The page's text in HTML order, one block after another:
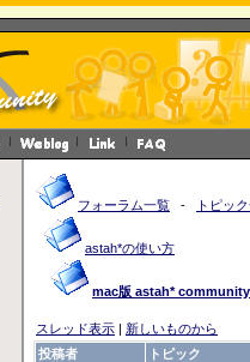
フォーラム一覧 - トピッ
astah*の使い方
mac版 astah* community
スレッド表示 | 新しいものから
投稿者
トピック